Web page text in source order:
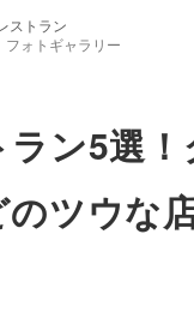
ストラン
フォトギャラリー
ラン5選
ツウな